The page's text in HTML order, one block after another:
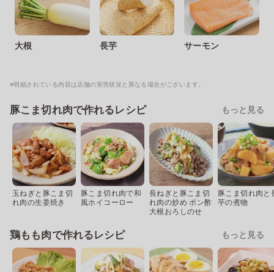
大根 長芋 サーモン
※明細されている内容は店舗の実売状況と異なる場合がございます。
豚こま切れ肉で作れるレシピ もっと見る
玉ねぎと豚こま切
れ肉の生姜焼き
豚こま切れ肉で和
風ホイコーロー
長ねぎと豚こま切
れ肉の炒め ポン酢
大根おろしのせ
豚こま切れ肉と
芋の煮物
鶏もも肉で作れるレシピ もっと見る